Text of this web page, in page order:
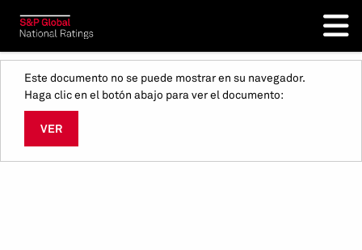
Este documento no se puede mostrar en su navegador.
Haga clic en el botón abajo para ver el documento:
VER